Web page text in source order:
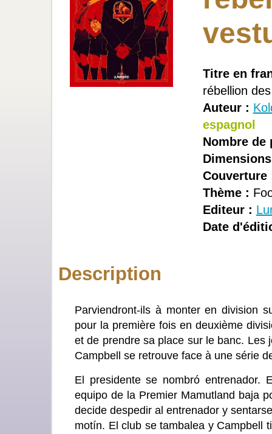
Titre en
rébellion
Auteur :
espagnol
Nombre de
Couverture
Thème :
Editeur :
Date
Description
Parviendront-ils à monter en division
pour la première fois en deuxième
et de prendre sa place sur le banc. Les
Campbell se retrouve face à une série
El presidente se nombró entrenador.
equipo de la Premier Mamutland baja
decide despedir al entrenador y
motín. El club se tambalea y Campbell